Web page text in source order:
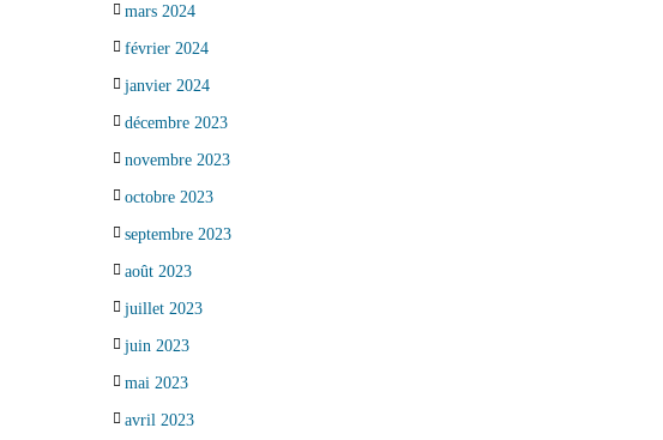
mars 2024
février 2024
janvier 2024
décembre 2023
novembre 2023
octobre 2023
septembre 2023
août 2023
juillet 2023
juin 2023
mai 2023
avril 2023